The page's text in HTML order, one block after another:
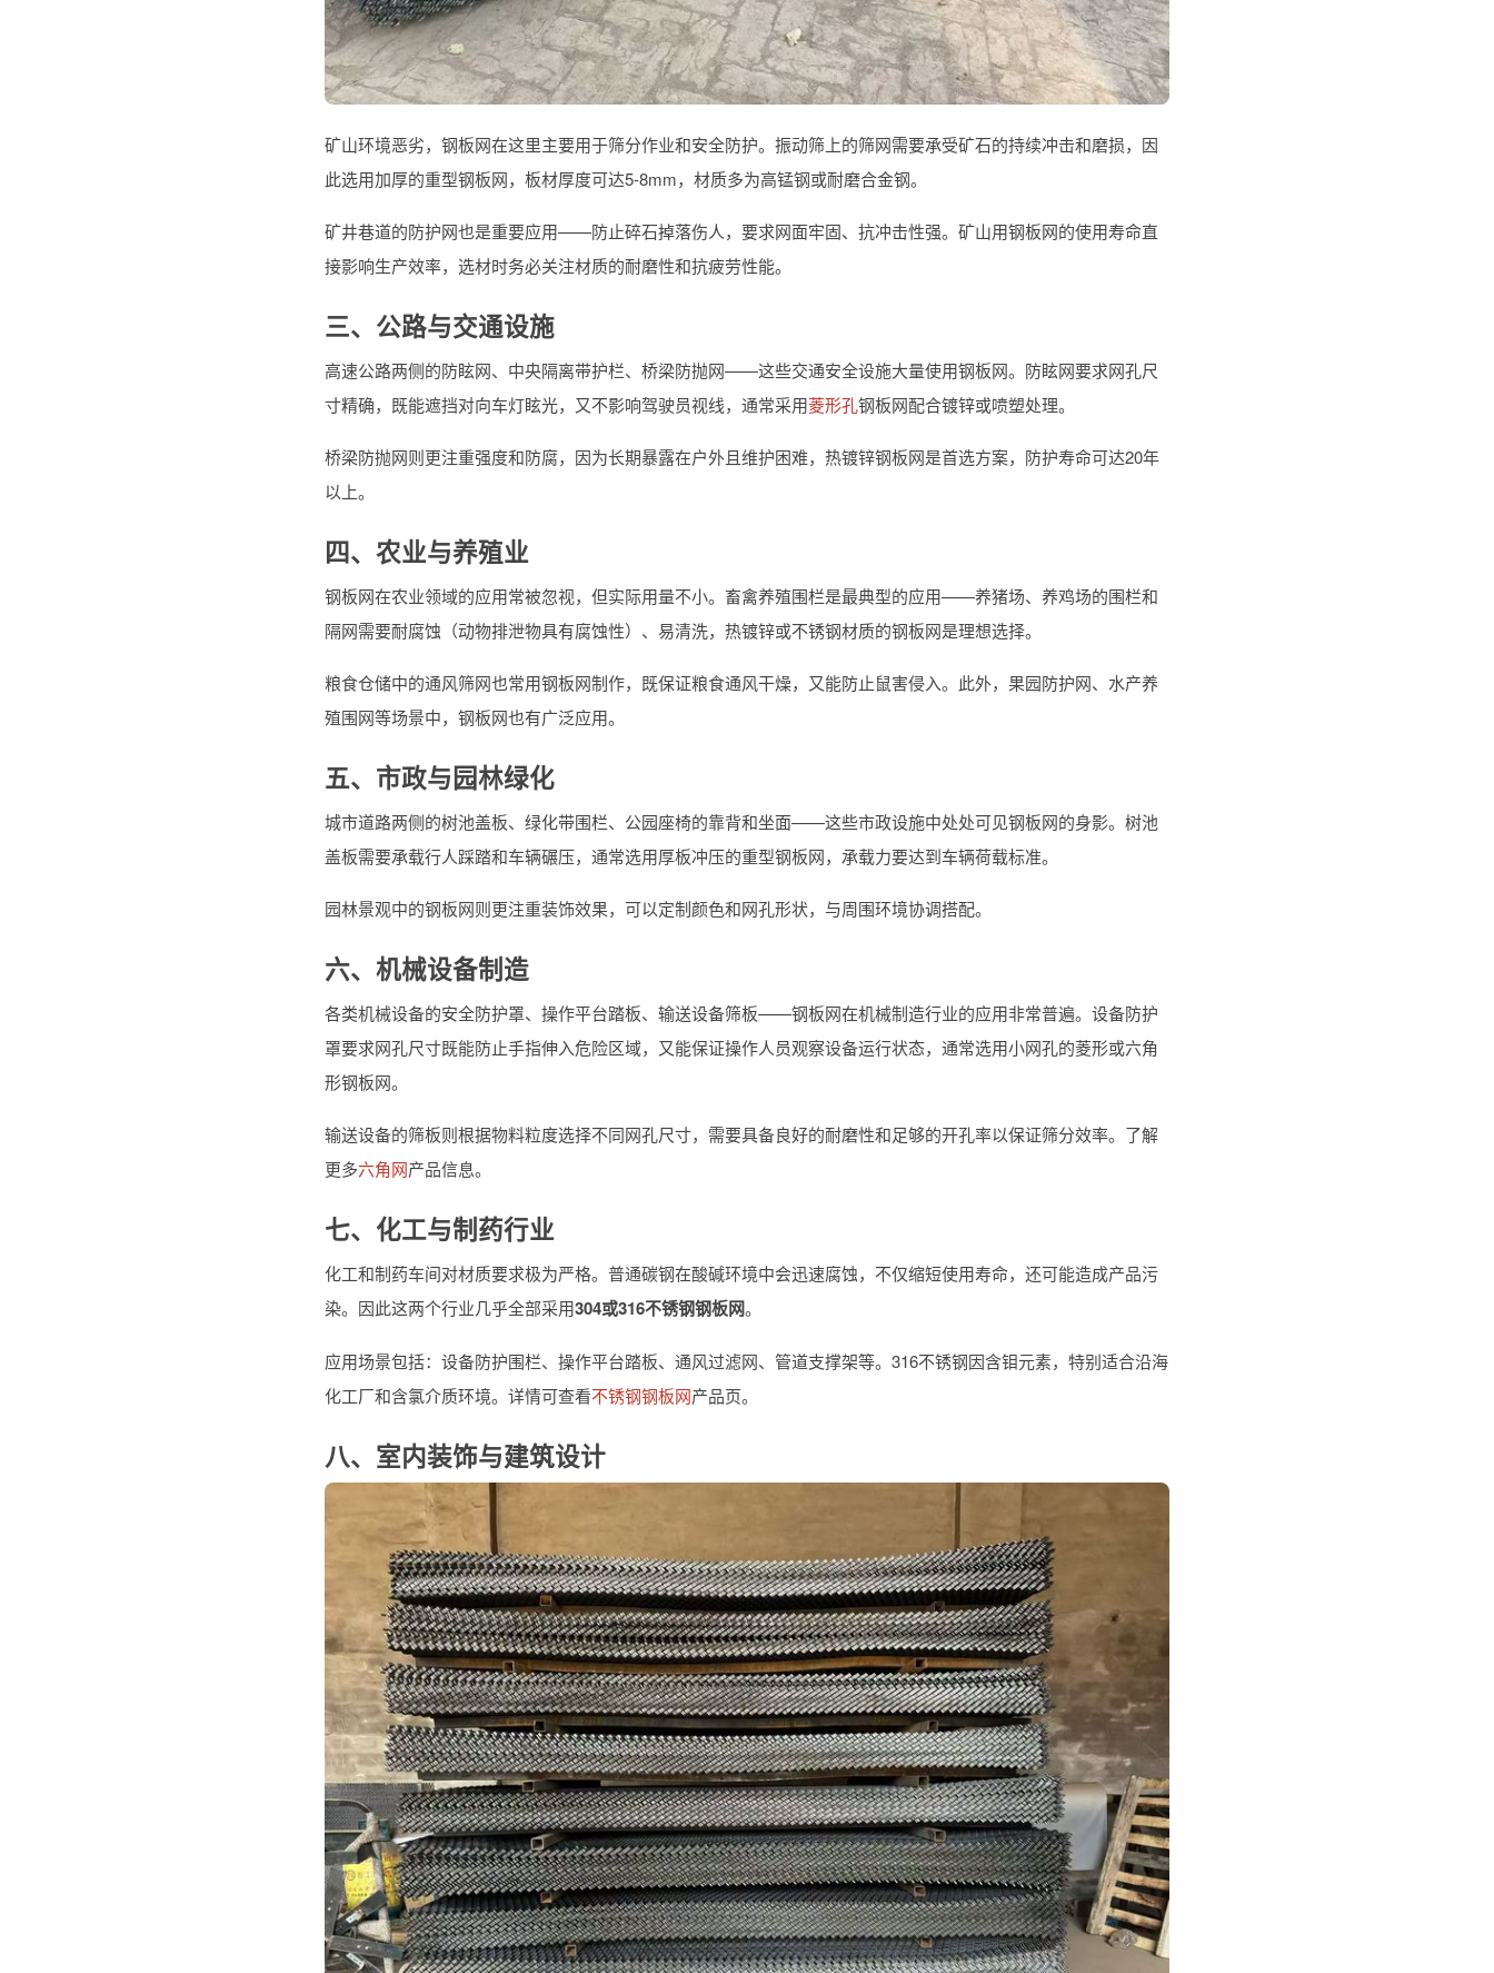
矿山环境恶劣，钢板网在这里主要用于筛分作业和安全防护。振动筛上的筛网需要承受矿石的持续冲击和磨损，因
此选用加厚的重型钢板网，板材厚度可达5-8mm，材质多为高锰钢或耐磨合金钢。
矿井巷道的防护网也是重要应用——防止碎石掉落伤人，要求网面牢固、抗冲击性强。矿山用钢板网的使用寿命直
接影响生产效率，选材时务必关注材质的耐磨性和抗疲劳性能。
三、公路与交通设施
高速公路两侧的防眩网、中央隔离带护栏、桥梁防抛网——这些交通安全设施大量使用钢板网。防眩网要求网孔尺
寸精确，既能遮挡对向车灯眩光，又不影响驾驶员视线，通常采用菱形孔钢板网配合镀锌或喷塑处理。
桥梁防抛网则更注重强度和防腐，因为长期暴露在户外且维护困难，热镀锌钢板网是首选方案，防护寿命可达20年
以上。
四、农业与养殖业
钢板网在农业领域的应用常被忽视，但实际用量不小。畜禽养殖围栏是最典型的应用——养猪场、养鸡场的围栏和
隔网需要耐腐蚀（动物排泄物具有腐蚀性）、易清洗，热镀锌或不锈钢材质的钢板网是理想选择。
粮食仓储中的通风筛网也常用钢板网制作，既保证粮食通风干燥，又能防止鼠害侵入。此外，果园防护网、水产养
殖围网等场景中，钢板网也有广泛应用。
五、市政与园林绿化
城市道路两侧的树池盖板、绿化带围栏、公园座椅的靠背和坐面——这些市政设施中处处可见钢板网的身影。树池
盖板需要承载行人踩踏和车辆碾压，通常选用厚板冲压的重型钢板网，承载力要达到车辆荷载标准。
园林景观中的钢板网则更注重装饰效果，可以定制颜色和网孔形状，与周围环境协调搭配。
六、机械设备制造
各类机械设备的安全防护罩、操作平台踏板、输送设备筛板——钢板网在机械制造行业的应用非常普遍。设备防护
罩要求网孔尺寸既能防止手指伸入危险区域，又能保证操作人员观察设备运行状态，通常选用小网孔的菱形或六角
形钢板网。
输送设备的筛板则根据物料粒度选择不同网孔尺寸，需要具备良好的耐磨性和足够的开孔率以保证筛分效率。了解
更多六角网产品信息。
七、化工与制药行业
化工和制药车间对材质要求极为严格。普通碳钢在酸碱环境中会迅速腐蚀，不仅缩短使用寿命，还可能造成产品污
染。因此这两个行业几乎全部采用304或316不锈钢钢板网。
应用场景包括：设备防护围栏、操作平台踏板、通风过滤网、管道支撑架等。316不锈钢因含钼元素，特别适合沿海
化工厂和含氯介质环境。详情可查看不锈钢钢板网产品页。
八、室内装饰与建筑设计